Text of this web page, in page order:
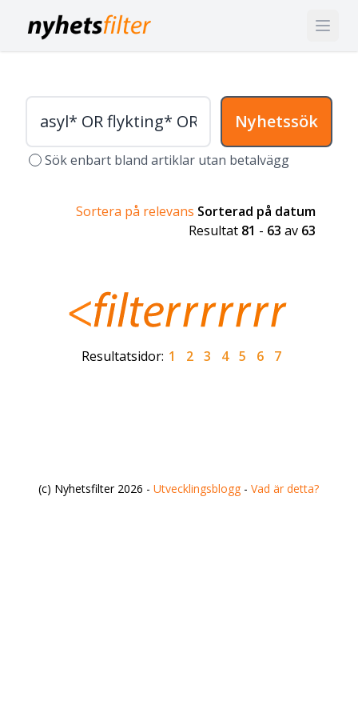
Nyhetssök
Sök enbart bland artiklar utan betalvägg
Sortera på relevans Sorterad på datum
Resultat 81 - 63 av 63
Resultatsidor: 1 2 3 4 5 6 7
(c) Nyhetsfilter 2026 -Utvecklingsblogg -Vad är detta?